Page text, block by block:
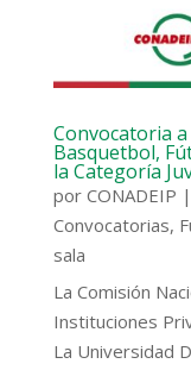
Convocatoria
Basquetbol,
la Categoría
por CONADEIP |
Convocatorias,
sala
La Comisión
Instituciones
La Universidad